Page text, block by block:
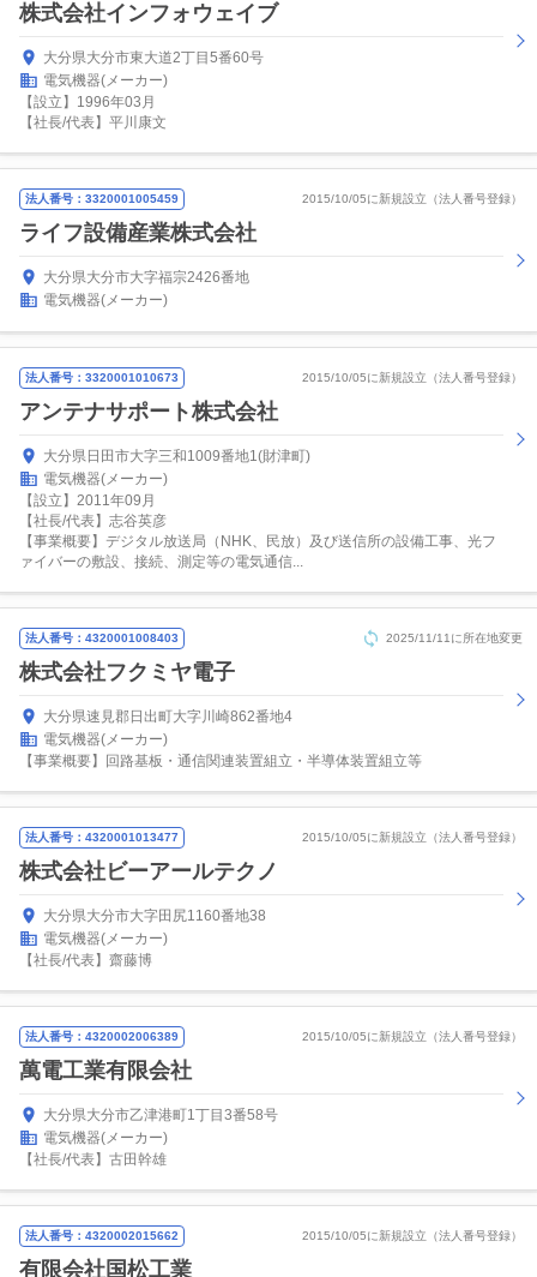
株式会社インフォウェイブ
大分県大分市東大道2丁目5番60号
電気機器(メーカー)
【設立】1996年03月
【社長/代表】平川康文
法人番号：3320001005459 2015/10/05に新規設立（法人番号登録）
ライフ設備産業株式会社
大分県大分市大字福宗2426番地
電気機器(メーカー)
法人番号：3320001010673 2015/10/05に新規設立（法人番号登録）
アンテナサポート株式会社
大分県日田市大字三和1009番地1(財津町)
電気機器(メーカー)
【設立】2011年09月
【社長/代表】志谷英彦
【事業概要】デジタル放送局（NHK、民放）及び送信所の設備工事、光フ
ァイバーの敷設、接続、測定等の電気通信...
法人番号：4320001008403 2025/11/11に所在地変更
株式会社フクミヤ電子
大分県速見郡日出町大字川崎862番地4
電気機器(メーカー)
【事業概要】回路基板・通信関連装置組立・半導体装置組立等
法人番号：4320001013477 2015/10/05に新規設立（法人番号登録）
株式会社ビーアールテクノ
大分県大分市大字田尻1160番地38
電気機器(メーカー)
【社長/代表】齋藤博
法人番号：4320002006389 2015/10/05に新規設立（法人番号登録）
萬電工業有限会社
大分県大分市乙津港町1丁目3番58号
電気機器(メーカー)
【社長/代表】古田幹雄
法人番号：4320002015662 2015/10/05に新規設立（法人番号登録）
有限会社国松工業